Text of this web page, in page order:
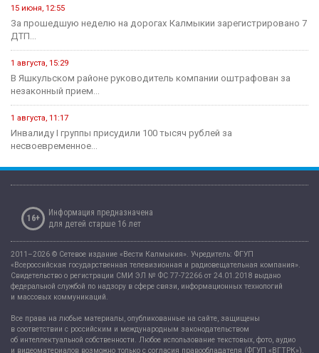
15 июня, 12:55
За прошедшую неделю на дорогах Калмыкии зарегистрировано 7
ДТП...
1 августа, 15:29
В Яшкульском районе руководитель компании оштрафован за
незаконный прием...
1 августа, 11:17
Инвалиду I группы присудили 100 тысяч рублей за
несвоевременное...
16+
Информация предназначена
для детей старше 16 лет
2011–2026 © Сетевое издание «Вести Калмыкия». Учредитель: ФГУП
«Всероссийская государственная телевизионная и радиовещательная компания».
Свидетельство о регистрации СМИ ЭЛ № ФС 77-72266 от 24.01.2018 выдано
федеральной службой по надзору в сфере связи, информационных технологий
и массовых коммуникаций.
Все права на любые материалы, опубликованные на сайте, защищены
в соответствии с российским и международным законодательством
об интеллектуальной собственности. Любое использование текстовых, фото, аудио
и видеоматериалов возможно только с согласия правообладателя (ФГУП «ВГТРК»).